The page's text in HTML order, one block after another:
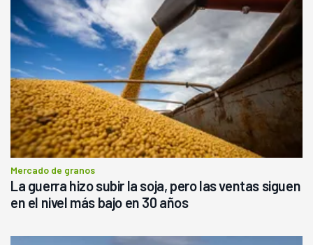
Mercado de granos
La guerra hizo subir la soja, pero las ventas siguen
en el nivel más bajo en 30 años